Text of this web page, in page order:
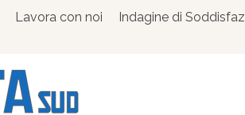
Lavora con noi Indagine di